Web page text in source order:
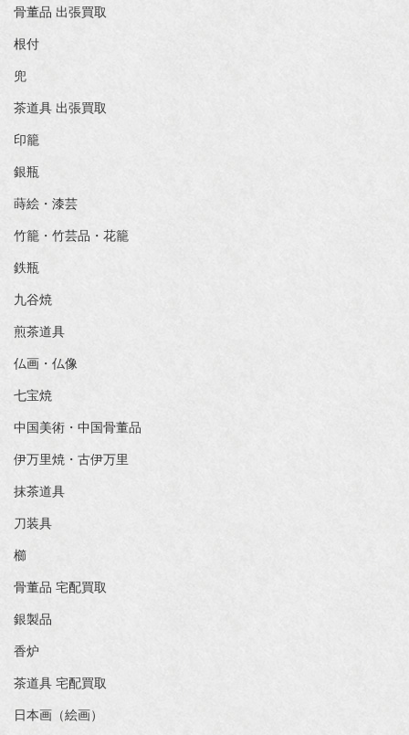
骨董品 出張買取
根付
兜
茶道具 出張買取
印籠
銀瓶
蒔絵・漆芸
竹籠・竹芸品・花籠
鉄瓶
九谷焼
煎茶道具
仏画・仏像
七宝焼
中国美術・中国骨董品
伊万里焼・古伊万里
抹茶道具
刀装具
櫛
骨董品 宅配買取
銀製品
香炉
茶道具 宅配買取
日本画（絵画）